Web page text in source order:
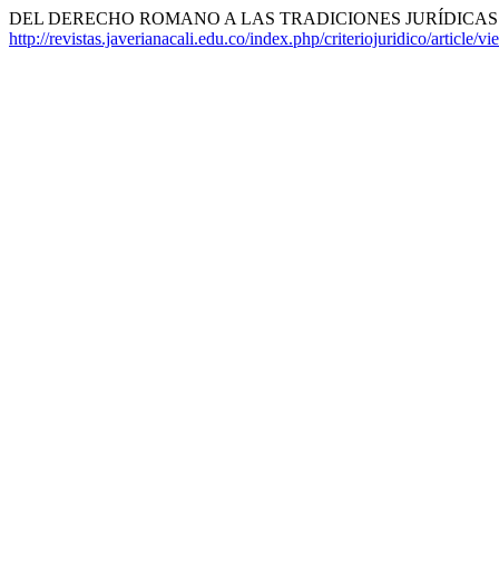
DEL DERECHO ROMANO A LAS TRADICIONES
http://revistas.javerianacali.edu.co/index.php/criteriojuridico/article/